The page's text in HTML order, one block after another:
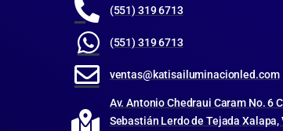
(551) 319 6713
(551) 319 6713
ventas@katisailuminacionled.com
Av. Antonio Chedraui Caram No. 6
Sebastián Lerdo de Tejada Xalapa,